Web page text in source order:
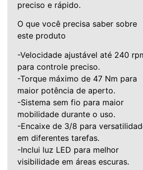
preciso e rápido.
O que você precisa saber sobre
este produto
-Velocidade ajustável até 240
para controle preciso.
-Torque máximo de 47 Nm para
maior potência de aperto.
-Sistema sem fio para maior
mobilidade durante o uso.
-Encaixe de 3/8 para
em diferentes tarefas.
-Inclui luz LED para melhor
visibilidade em áreas escuras.